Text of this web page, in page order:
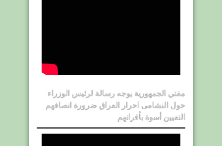
مفتي الجمهورية يوجه رسالة لرئيس الوزراء
حول النشامى احرار العراق ضرورة انصافهم
التعيين أسوة بأقرانهم